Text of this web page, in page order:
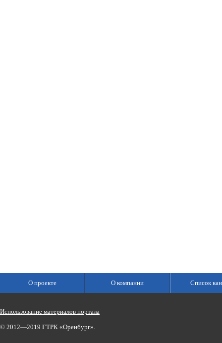
О проекте О компании Список
Использование материалов портала
© 2012—2019 ГТРК «Оренбург».